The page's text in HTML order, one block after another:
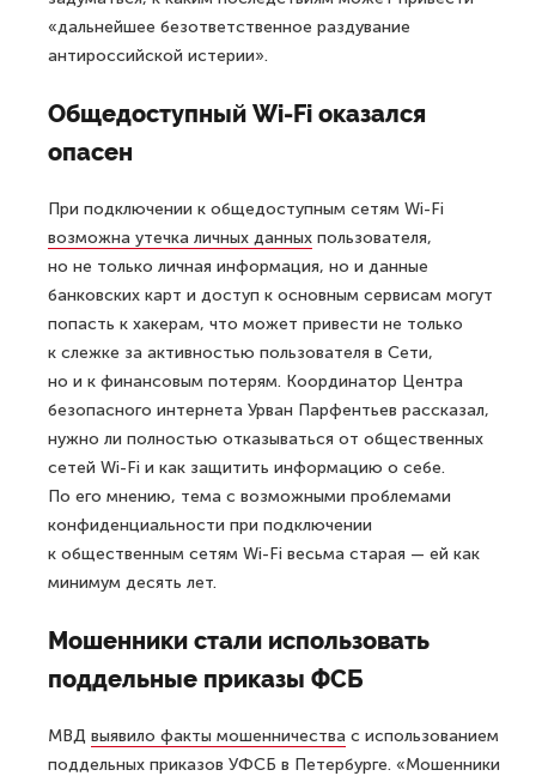
«дальнейшее безответственное раздувание
антироссийской истерии».
Общедоступный Wi-Fi оказался
опасен
При подключении к общедоступным сетям Wi-Fi
возможна утечка личных данных пользователя,
но не только личная информация, но и данные
банковских карт и доступ к основным сервисам могут
попасть к хакерам, что может привести не только
к слежке за активностью пользователя в Сети,
но и к финансовым потерям. Координатор Центра
безопасного интернета Урван Парфентьев рассказал,
нужно ли полностью отказываться от общественных
сетей Wi-Fi и как защитить информацию о себе.
По его мнению, тема с возможными проблемами
конфиденциальности при подключении
к общественным сетям Wi-Fi весьма старая — ей как
минимум десять лет.
Мошенники стали использовать
поддельные приказы ФСБ
МВД выявило факты мошенничества с использованием
поддельных приказов УФСБ в Петербурге. «Мошенники